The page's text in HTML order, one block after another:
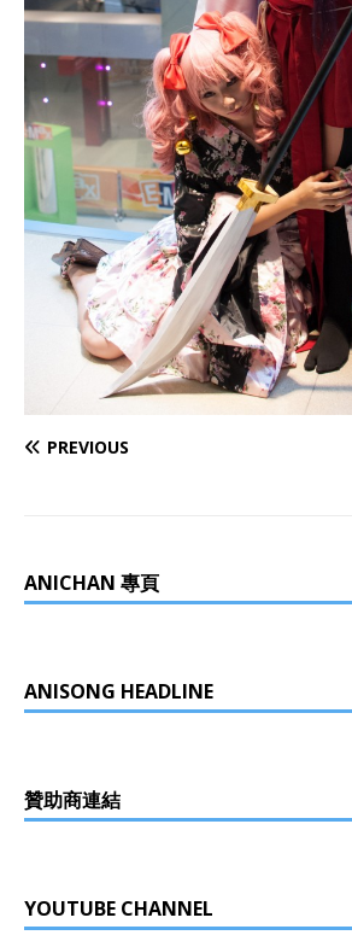
PREVIOUS
ANICHAN 專頁
ANISONG HEADLINE
贊助商連結
YOUTUBE CHANNEL